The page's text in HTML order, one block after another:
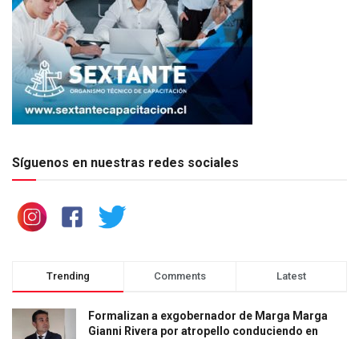
Síguenos en nuestras redes sociales
Trending Comments Latest
Formalizan a exgobernador de Marga Marga
Gianni Rivera por atropello conduciendo en